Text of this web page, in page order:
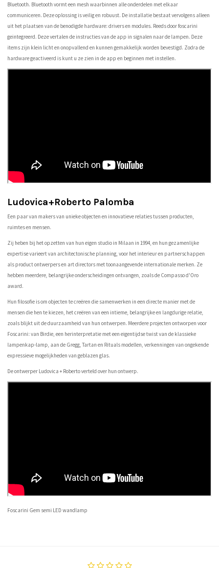
Bluetooth. Bluetooth vormt een mesh waarbinnen alle onderdelen met elkaar
communiceren. Deze oplossing is veilig en robuust. De installatie bestaat vervolgens alleen
uit het plaatsen van de benodigde hardware: drivers en modules. Reeds door foscarini
geintegreerd. Deze vertalen de instructies van de app in signalen naar de lampen. Deze
items zijn klein licht en onopvallend en kunnen gemakkelijk worden bevestigd. Zodra de
hardware geactiveerd is kunt u ze zien in de app en beginnen met instellen.
Ludovica+Roberto Palomba
Een paar van makers van unieke objecten en innovatieve relaties tussen producten,
ruimtes en mensen.
Zij heben bij het opzetten van hun eigen studio in Milaan in 1994, en hun gezamenlijke
expertise varieert van architectonische planning, voor het interieur en partnerschappen
als product ontwerpers en art directors met toonaangevende internationale merken. Ze
hebben meerdere, belangrijke onderscheidingen ontvangen, zoals de Compasso d'Oro
award.
Hun filosofie is om objecten te creëren die samenwerken in een directe manier met de
mensen die hen te kiezen, het creëren van een intieme, belangrijke en langdurige relatie,
zoals blijkt uit de duurzaamheid van hun ontwerpen. Meerdere projecten ontworpen voor
Foscarini: van Birdie, een herinterpretatie met een eigentijdse twist van de klassieke
lampenkap-lamp, aan de Gregg, Tartan en Rituals modellen, verkenningen van ongekende
expressieve mogelijkheden van geblazen glas.
De ontwerper Ludovica + Roberto verteld over hun ontwerp.
Foscarini Gem semi LED wandlamp